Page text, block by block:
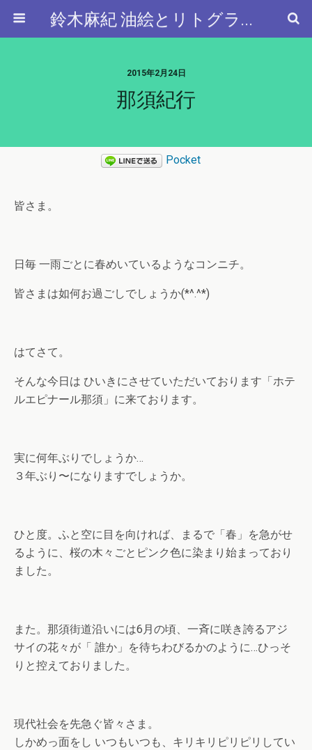
鈴木麻紀 油絵とリトグラフと…
2015年2月24日
那須紀行
Pocket
皆さま。
日毎 一雨ごとに春めいているようなコンニチ。
皆さまは如何お過ごしでしょうか(*^.^*)
はてさて。
そんな今日は ひいきにさせていただいております「ホテ
ルエピナール那須」に来ております。
実に何年ぶりでしょうか…
３年ぶり〜になりますでしょうか。
ひと度。ふと空に目を向ければ、まるで「春」を急がせ
るように、桜の木々ごとピンク色に染まり始まっており
ました。
また。那須街道沿いには6月の頃、一斉に咲き誇るアジ
サイの花々が「 誰か」を待ちわびるかのように…ひっそ
りと控えておりました。
現代社会を先急ぐ皆々さま。
しかめっ面をし いつもいつも、キリキリピリピリしてい